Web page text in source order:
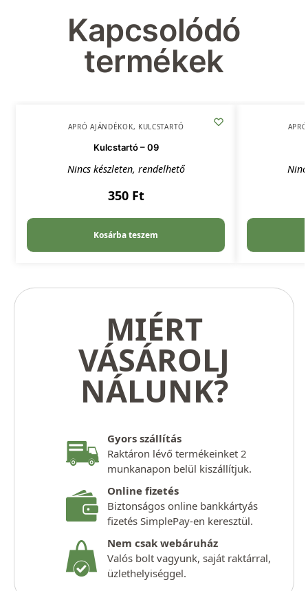
Kapcsolódó
termékek
APRÓ AJÁNDÉKOK, KULCSTARTÓ
Kulcstartó – 09
Nincs készleten, rendelhető
350 Ft
Kosárba teszem
MIÉRT
VÁSÁROLJ
NÁLUNK?
Gyors szállítás
Raktáron lévő termékeinket 2
munkanapon belül kiszállítjuk.
Online fizetés
Biztonságos online bankkártyás
fizetés SimplePay-en keresztül.
Nem csak webáruház
Valós bolt vagyunk, saját raktárral,
üzlethelyiséggel.